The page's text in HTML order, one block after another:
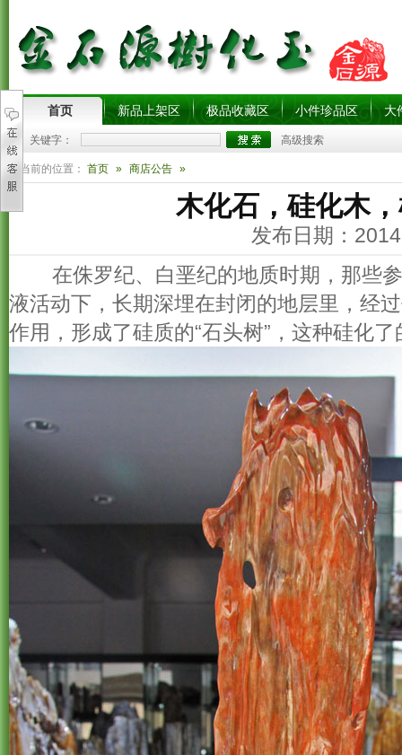
首页 新品上架区 极品收藏区 小件珍品区 大
关键字： 高级搜索
您当前的位置： 首页 » 商店公告 »
木化石，硅化木
发布日期：
在侏罗纪、白垩纪的地质时期，那些参
液活动下，长期深埋在封闭的地层里，经
作用，形成了硅质的“石头树”，这种硅化